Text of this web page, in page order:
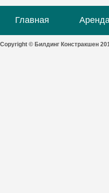
Главная
Copyright © Билдинг Констракшен